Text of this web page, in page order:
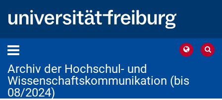
Archiv der Hochschul- und
Wissenschaftskommunikation (bis
08/2024)